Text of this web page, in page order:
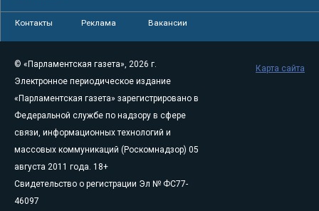
Контакты Реклама Вакансии
© «Парламентская газета», 2026 г.
Электронное периодическое издание
«Парламентская газета» зарегистрировано в
Федеральной службе по надзору в сфере
связи, информационных технологий и
массовых коммуникаций (Роскомнадзор) 05
августа 2011 года. 18+
Свидетельство о регистрации Эл № ФС77-
46097
Карта сайта